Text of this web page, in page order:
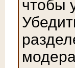
чтобы